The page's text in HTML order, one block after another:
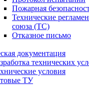
Пожарная
Технические
союза (ТС)
Отказное письмо
документация
технических
условия
ТУ